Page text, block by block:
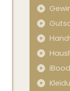
iBood